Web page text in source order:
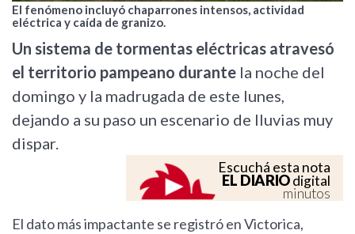
El fenómeno incluyó chaparrones intensos, actividad
eléctrica y caída de granizo.
Un sistema de tormentas eléctricas atravesó
el territorio pampeano durante la noche del
domingo y la madrugada de este lunes,
dejando a su paso un escenario de lluvias muy
dispar.
Escuchá esta nota
EL DIARIOdigital
minutos
El dato más impactante se registró en Victorica,